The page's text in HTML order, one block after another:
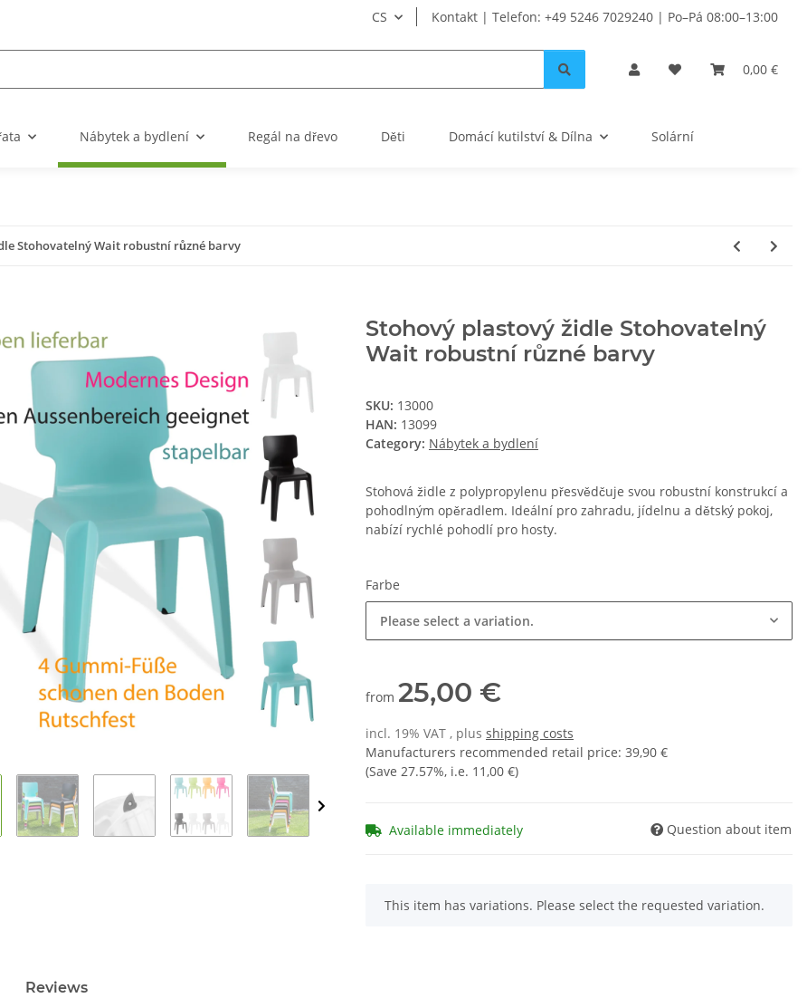
CS Kontakt | Telefon: +49 5246 7029240 | Po–Pá 08:00–13:00
0,00 €
Nábytek a bydlení Regál na dřevo Děti Domácí kutilství & Dílna Solární
Stohovatelný Wait robustní různé barvy
Stohový plastový židle Stohovatelný
Wait robustní různé barvy
SKU: 13000
HAN: 13099
Category: Nábytek a bydlení
Stohová židle z polypropylenu přesvědčuje svou robustní konstrukcí a
pohodlným opěradlem. Ideální pro zahradu, jídelnu a dětský pokoj,
nabízí rychlé pohodlí pro hosty.
Farbe
Please select a variation.
from 25,00 €
incl. 19% VAT , plus shipping costs
Manufacturers recommended retail price: 39,90 €
(Save 27.57%, i.e. 11,00 €)
Available immediately Question about item
x
This item has variations. Please select the requested variation.
Reviews